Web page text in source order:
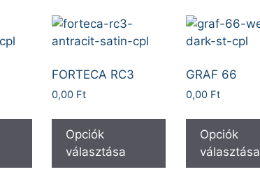
FORTECA RC3
0,00 Ft
Opciók
választása
GRAF 66
0,00 Ft
Opciók
választása